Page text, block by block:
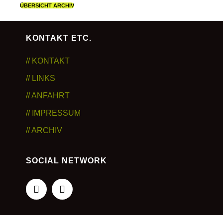
ÜBERSICHT ARCHIV
KONTAKT ETC.
// KONTAKT
// LINKS
// ANFAHRT
// IMPRESSUM
// ARCHIV
SOCIAL NETWORK
Facebook
Instagram